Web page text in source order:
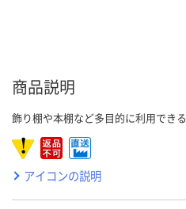
商品説明
飾り棚や本棚など多目的に利用でき
アイコンの説明